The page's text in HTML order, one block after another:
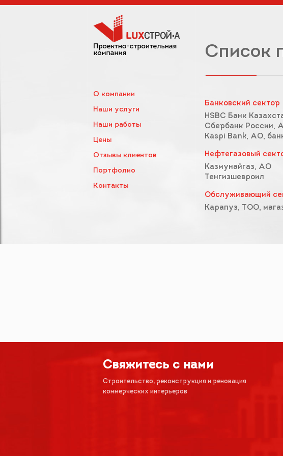
О компании
Наши услуги
Наши работы
Цены
Отзывы клиентов
Портфолио
Контакты
Список
Банковский сектор
HSBC Банк
Сбербанк России,
Kaspi Bank, АО,
Нефтегазовый
Казмунайгаз, АО
Тенгизшевроил
Обслуживающий
Карапуз, ТОО,
Свяжитесь с нами
Строительство, реконструкция и реновация
коммерческих интерьеров